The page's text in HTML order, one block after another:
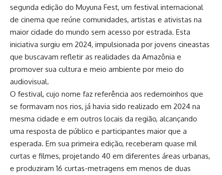
segunda edição do Muyuna Fest, um festival internacional
de cinema que reúne comunidades, artistas e ativistas na
maior cidade do mundo sem acesso por estrada. Esta
iniciativa surgiu em 2024, impulsionada por jovens cineastas
que buscavam refletir as realidades da Amazônia e
promover sua cultura e meio ambiente por meio do
audiovisual.
O festival, cujo nome faz referência aos redemoinhos que
se formavam nos rios, já havia sido realizado em 2024 na
mesma cidade e em outros locais da região, alcançando
uma resposta de público e participantes maior que a
esperada. Em sua primeira edição, receberam quase mil
curtas e filmes, projetando 40 em diferentes áreas urbanas,
e produziram 16 curtas-metragens em menos de duas